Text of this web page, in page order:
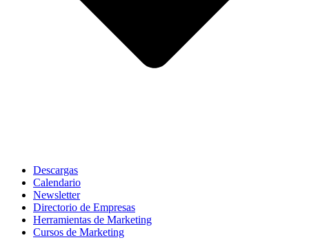
Descargas
Calendario
Newsletter
Directorio de Empresas
Herramientas de Marketing
Cursos de Marketing